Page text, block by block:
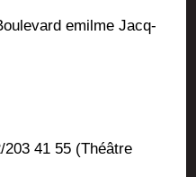
emilme Jac­q­
41 55 (Théâtre